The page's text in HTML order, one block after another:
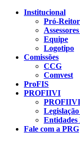
Conteúdo principal
Institucional
Pró-
Equipe
Logotipo
Comissões
CCG
Comvest
ProFIS
PROFIIVI
PROFIIVI
Entidades
Fale com a PRG